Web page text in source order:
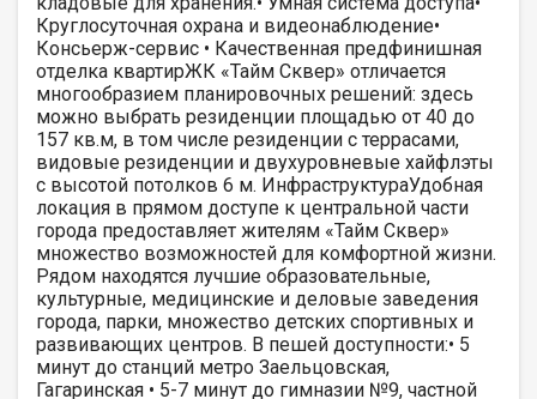
Круглосуточная охрана и видеонаблюдение•
Консьерж-сервис • Качественная предфинишная
отделка квартирЖК «Тайм Сквер» отличается
многообразием планировочных решений: здесь
можно выбрать резиденции площадью от 40 до
157 кв.м, в том числе резиденции с террасами,
видовые резиденции и двухуровневые хайфлэты
с высотой потолков 6 м. ИнфраструктураУдобная
локация в прямом доступе к центральной части
города предоставляет жителям «Тайм Сквер»
множество возможностей для комфортной жизни.
Рядом находятся лучшие образовательные,
культурные, медицинские и деловые заведения
города, парки, множество детских спортивных и
развивающих центров. В пешей доступности:• 5
минут до станций метро Заельцовская,
Гагаринская • 5-7 минут до гимназии №9, частной